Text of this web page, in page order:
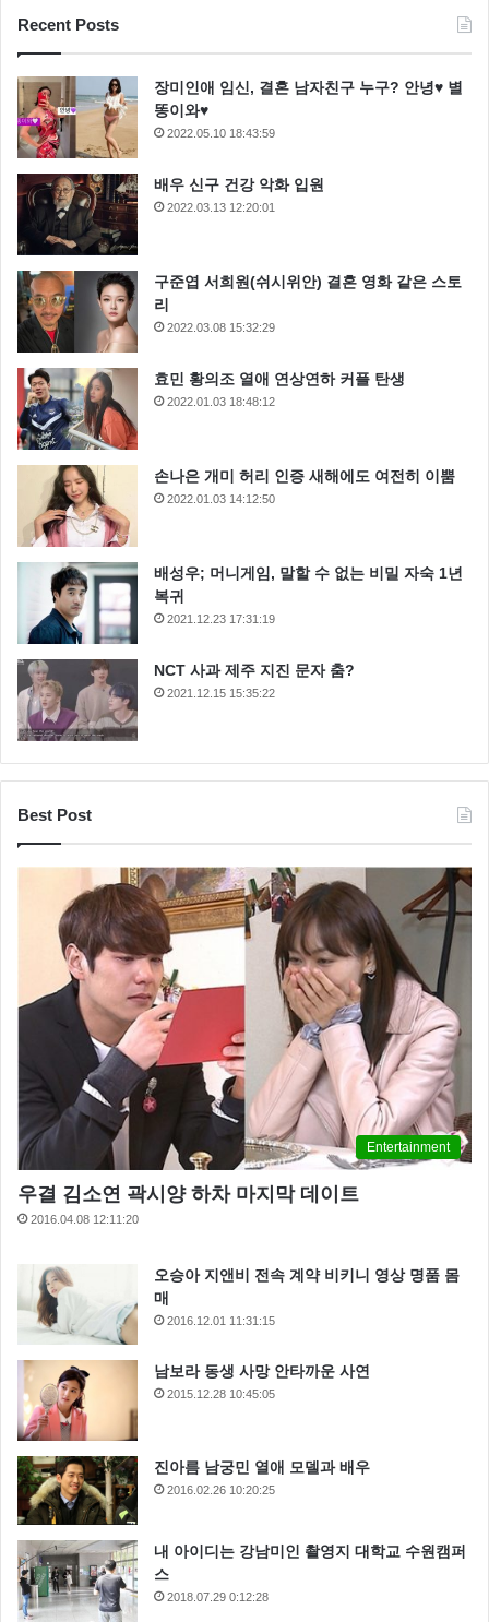
Recent Posts
장미인애 임신, 결혼 남자친구 누구? 안녕♥ 별
똥이와♥
2022.05.10 18:43:59
배우 신구 건강 악화 입원
2022.03.13 12:20:01
구준엽 서희원(쉬시위안) 결혼 영화 같은 스토
리
2022.03.08 15:32:29
효민 황의조 열애 연상연하 커플 탄생
2022.01.03 18:48:12
손나은 개미 허리 인증 새해에도 여전히 이뿜
2022.01.03 14:12:50
배성우; 머니게임, 말할 수 없는 비밀 자숙 1년
복귀
2021.12.23 17:31:19
NCT 사과 제주 지진 문자 춤?
2021.12.15 15:35:22
Best Post
Entertainment
우결 김소연 곽시양 하차 마지막 데이트
2016.04.08 12:11:20
오승아 지앤비 전속 계약 비키니 영상 명품 몸
매
2016.12.01 11:31:15
남보라 동생 사망 안타까운 사연
2015.12.28 10:45:05
진아름 남궁민 열애 모델과 배우
2016.02.26 10:20:25
내 아이디는 강남미인 촬영지 대학교 수원캠퍼
스
2018.07.29 0:12:28